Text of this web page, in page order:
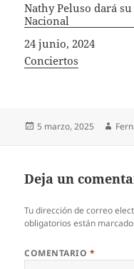
Nathy Peluso dará
Nacional
Fecha
24 junio, 2024
In relation to
Conciertos
Publicado
5 marzo, 2025
Deja un
Tu dirección de correo
obligatorios están
COMENTARIO *